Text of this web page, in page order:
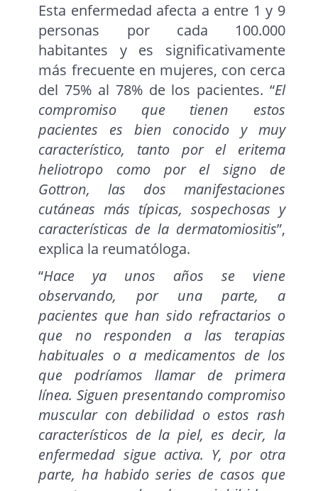
Esta enfermedad afecta a entre 1 y 9
personas por cada 100.000
habitantes y es significativamente
más frecuente en mujeres, con cerca
del 75% al 78% de los pacientes. “El
compromiso que tienen estos
pacientes es bien conocido y muy
característico, tanto por el eritema
heliotropo como por el signo de
Gottron, las dos manifestaciones
cutáneas más típicas, sospechosas y
características de la dermatomiositis”,
explica la reumatóloga.
“Hace ya unos años se viene
observando, por una parte, a
pacientes que han sido refractarios o
que no responden a las terapias
habituales o a medicamentos de los
que podríamos llamar de primera
línea. Siguen presentando compromiso
muscular con debilidad o estos rash
característicos de la piel, es decir, la
enfermedad sigue activa. Y, por otra
parte, ha habido series de casos que